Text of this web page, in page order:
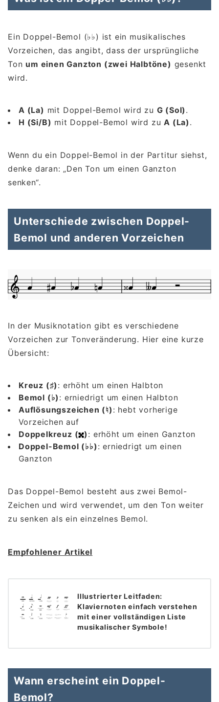
Ein Doppel-Bemol (♭♭) ist ein musikalisches
Vorzeichen, das angibt, dass der ursprüngliche
Ton um einen Ganzton (zwei Halbtöne) gesenkt
wird.
A (La) mit Doppel-Bemol wird zu G (Sol) .
H (Si/B) mit Doppel-Bemol wird zuA (La) .
Wenn du ein Doppel-Bemol in der Partitur siehst,
denke daran: „Den Ton um einen Ganzton
senken“.
Unterschiede zwischen Doppel-
Bemol und anderen Vorzeichen
In der Musiknotation gibt es verschiedene
Vorzeichen zur Tonveränderung. Hier eine kurze
Übersicht:
Kreuz (♯) : erhöht um einen Halbton
Bemol (♭) : erniedrigt um einen Halbton
Auflösungszeichen (♮) : hebt vorherige
Vorzeichen auf
Doppelkreuz ( ) : erhöht um einen Ganzton
Doppel-Bemol (♭♭) : erniedrigt um einen
Ganzton
Das Doppel-Bemol besteht aus zwei Bemol-
Zeichen und wird verwendet, um den Ton weiter
zu senken als ein einzelnes Bemol.
Empfohlener Artikel
Illustrierter Leitfaden:
Klaviernoten einfach verstehen
mit einer vollständigen Liste
musikalischer Symbole!
Wann erscheint ein Doppel-
Bemol?